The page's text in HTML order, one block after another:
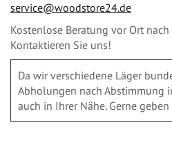
service@woodstore24.de
Kostenlose Beratung vor Ort nach
Kontaktieren Sie uns!
Da wir verschiedene Läger
Abholungen nach Abstimmung
auch in Ihrer Nähe. Gerne